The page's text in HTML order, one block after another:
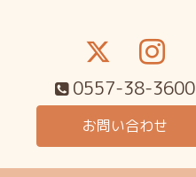
0557-38-3600
お問い合わせ